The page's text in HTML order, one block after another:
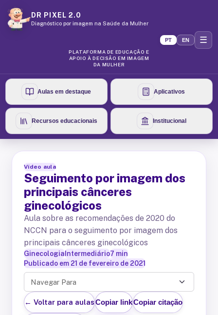
DR PIXEL 2.0
Diagnóstico por imagem na Saúde da Mulher
PLATAFORMA DE EDUCAÇÃO E
APOIO À DECISÃO EM IMAGEM
DA MULHER
PT EN ☰
Aulas em destaque Aplicativos
Recursos educacionais Institucional
Vídeo aula
Seguimento por imagem dos
principais cânceres
ginecológicos
Aula sobre as recomendações de 2020 do
NCCN para o seguimento por imagem dos
principais cânceres ginecológicos
Ginecologia Intermediário7 min
Publicado em 21 de fevereiro de 2021
Navegar Para
← Voltar para aulasCopiar linkCopiar citação